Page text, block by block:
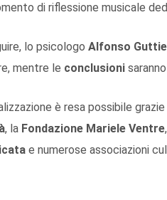
di riflessione musicale
lo psicologo Alfonso
mentre le conclusioni
è resa possibile grazie
, la Fondazione Mariele Ventre
e numerose associazioni